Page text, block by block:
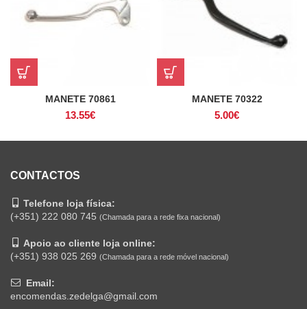
MANETE 70861
13.55€
MANETE 70322
5.00€
CONTACTOS
Telefone loja física:
(+351) 222 080 745 (Chamada para a rede fixa nacional)
Apoio ao cliente loja online:
(+351) 938 025 269 (Chamada para a rede móvel nacional)
Email:
encomendas.zedelga@gmail.com